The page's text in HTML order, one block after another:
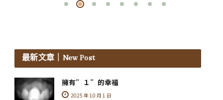
最新文章 ｜New Post
擁有”１”的幸福
2025 年 10 月 1 日